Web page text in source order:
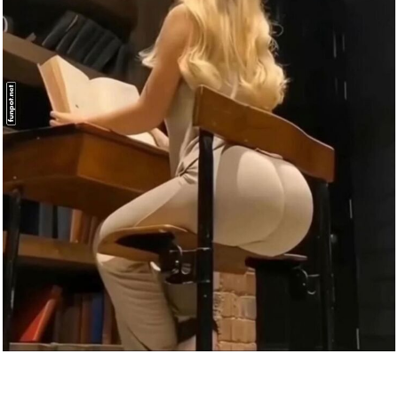
Google Play Gutschein - €...
Anzeige